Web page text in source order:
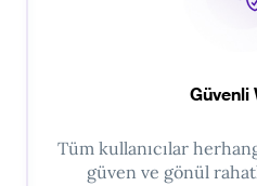
Güvenli
Tüm kullanıcılar
güven ve gönül